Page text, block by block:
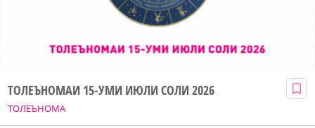
ТОЛЕЪНОМА
ТОЛЕЪНОМАИ 15-УМИ ИЮЛИ СОЛИ 2026